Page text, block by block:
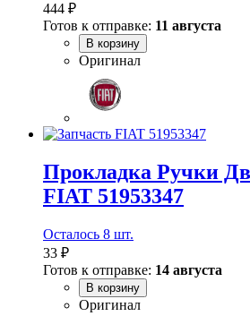
444 ₽
Готов к отправке: 11 августа
В корзину
Оригинал
Прокладка Ручки
FIAT 51953347
Осталось 8 шт.
33 ₽
Готов к отправке: 14 августа
В корзину
Оригинал